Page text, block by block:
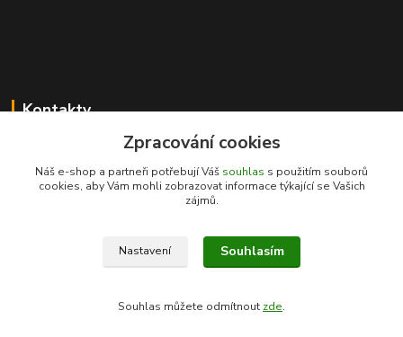
Kontakty
Karel Novotný
+420 731 441 901
(Po-Pá 8-17hod, So 8.30-11.30)
Zpracování cookies
Náš e-shop a partneři potřebují Váš souhlas s použitím souborů
cookies, aby Vám mohli zobrazovat informace týkající se Vašich
zájmů.
Nastavení Souhlasím
Souhlas můžete odmítnout zde.